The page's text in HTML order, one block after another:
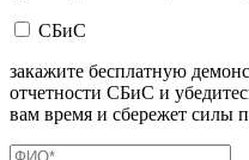
СБиС
закажите бесплатную
отчетности СБиС и
вам время и сбережет силы